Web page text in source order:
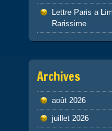
Lettre Paris a
Rarissime
Archives
août 2026
juillet 2026